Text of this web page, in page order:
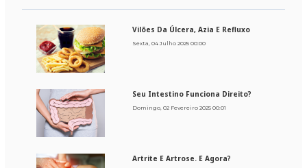
Vilões Da Úlcera, Azia E Refluxo
Sexta, 04 Julho 2025 00:00
Seu Intestino Funciona Direito?
Domingo, 02 Fevereiro 2025 00:01
Artrite E Artrose. E Agora?